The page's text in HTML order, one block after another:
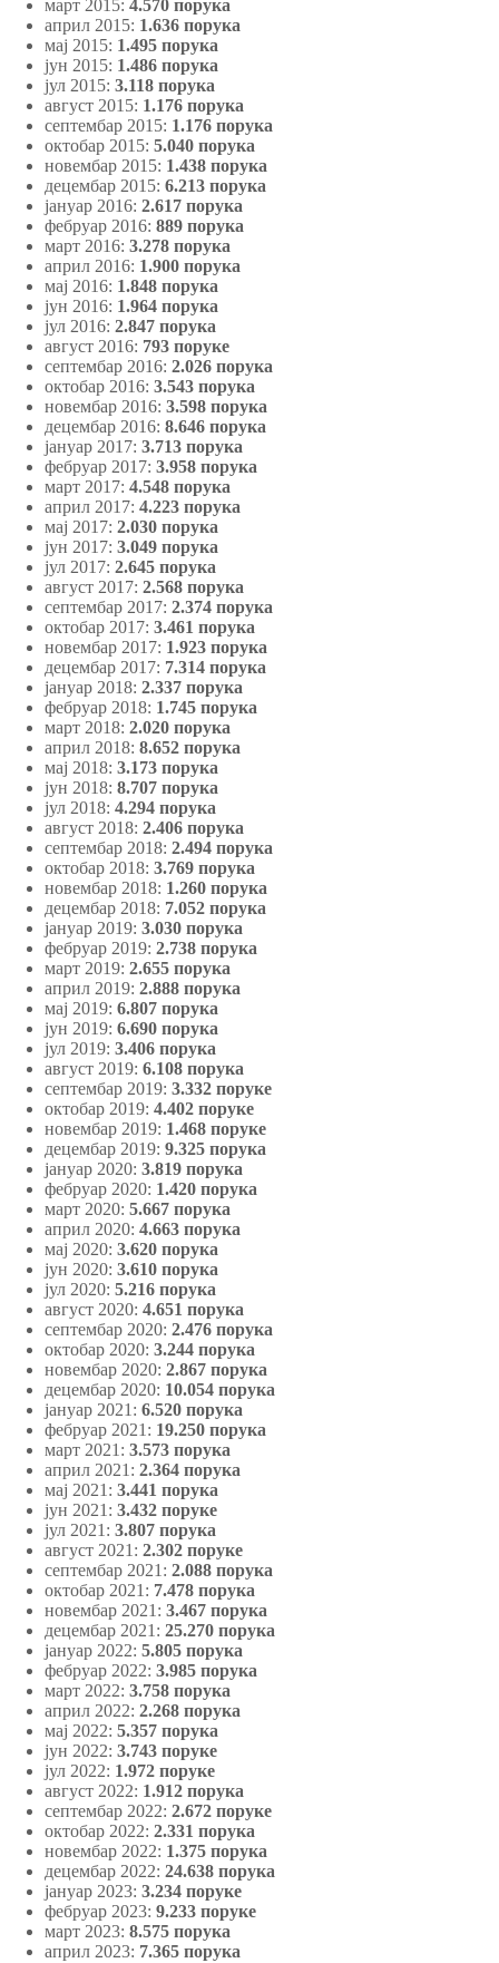
март 2015: 4.570 порука
април 2015: 1.636 порука
мај 2015: 1.495 порука
јун 2015: 1.486 порука
јул 2015: 3.118 порука
август 2015: 1.176 порука
септембар 2015: 1.176 порука
октобар 2015: 5.040 порука
новембар 2015: 1.438 порука
децембар 2015: 6.213 порука
јануар 2016: 2.617 порука
фебруар 2016: 889 порука
март 2016: 3.278 порука
април 2016: 1.900 порука
мај 2016: 1.848 порука
јун 2016: 1.964 порука
јул 2016: 2.847 порука
август 2016: 793 поруке
септембар 2016: 2.026 порука
октобар 2016: 3.543 порука
новембар 2016: 3.598 порука
децембар 2016: 8.646 порука
јануар 2017: 3.713 порука
фебруар 2017: 3.958 порука
март 2017: 4.548 порука
април 2017: 4.223 порука
мај 2017: 2.030 порука
јун 2017: 3.049 порука
јул 2017: 2.645 порука
август 2017: 2.568 порука
септембар 2017: 2.374 порука
октобар 2017: 3.461 порука
новембар 2017: 1.923 порука
децембар 2017: 7.314 порука
јануар 2018: 2.337 порука
фебруар 2018: 1.745 порука
март 2018: 2.020 порука
април 2018: 8.652 порука
мај 2018: 3.173 порука
јун 2018: 8.707 порука
јул 2018: 4.294 порука
август 2018: 2.406 порука
септембар 2018: 2.494 порука
октобар 2018: 3.769 порука
новембар 2018: 1.260 порука
децембар 2018: 7.052 порука
јануар 2019: 3.030 порука
фебруар 2019: 2.738 порука
март 2019: 2.655 порука
април 2019: 2.888 порука
мај 2019: 6.807 порука
јун 2019: 6.690 порука
јул 2019: 3.406 порука
август 2019: 6.108 порука
септембар 2019: 3.332 поруке
октобар 2019: 4.402 поруке
новембар 2019: 1.468 поруке
децембар 2019: 9.325 порука
јануар 2020: 3.819 порука
фебруар 2020: 1.420 порука
март 2020: 5.667 порука
април 2020: 4.663 порука
мај 2020: 3.620 порука
јун 2020: 3.610 порука
јул 2020: 5.216 порука
август 2020: 4.651 порука
септембар 2020: 2.476 порука
октобар 2020: 3.244 порука
новембар 2020: 2.867 порука
децембар 2020: 10.054 порука
јануар 2021: 6.520 порука
фебруар 2021: 19.250 порука
март 2021: 3.573 порука
април 2021: 2.364 порука
мај 2021: 3.441 порука
јун 2021: 3.432 поруке
јул 2021: 3.807 порука
август 2021: 2.302 поруке
септембар 2021: 2.088 порука
октобар 2021: 7.478 порука
новембар 2021: 3.467 порука
децембар 2021: 25.270 порука
јануар 2022: 5.805 порука
фебруар 2022: 3.985 порука
март 2022: 3.758 порука
април 2022: 2.268 порука
мај 2022: 5.357 порука
јун 2022: 3.743 поруке
јул 2022: 1.972 поруке
август 2022: 1.912 порука
септембар 2022: 2.672 поруке
октобар 2022: 2.331 порука
новембар 2022: 1.375 порука
децембар 2022: 24.638 порука
јануар 2023: 3.234 поруке
фебруар 2023: 9.233 поруке
март 2023: 8.575 порука
април 2023: 7.365 порука